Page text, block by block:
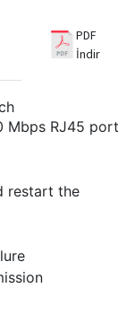
PDF
İndir